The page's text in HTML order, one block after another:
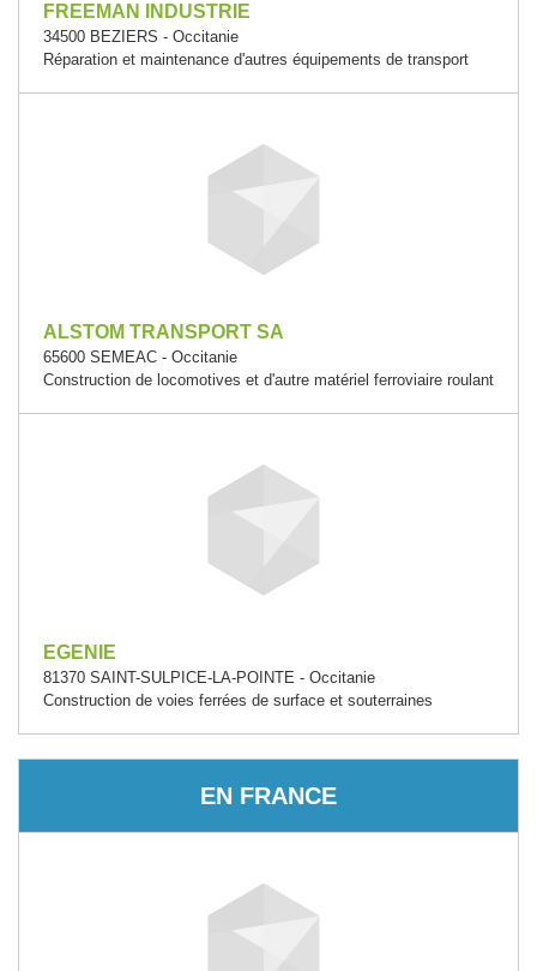
FREEMAN INDUSTRIE
34500 BEZIERS - Occitanie
Réparation et maintenance d'autres équipements de transport
ALSTOM TRANSPORT SA
65600 SEMEAC - Occitanie
Construction de locomotives et d'autre matériel ferroviaire roulant
EGENIE
81370 SAINT-SULPICE-LA-POINTE - Occitanie
Construction de voies ferrées de surface et souterraines
EN FRANCE